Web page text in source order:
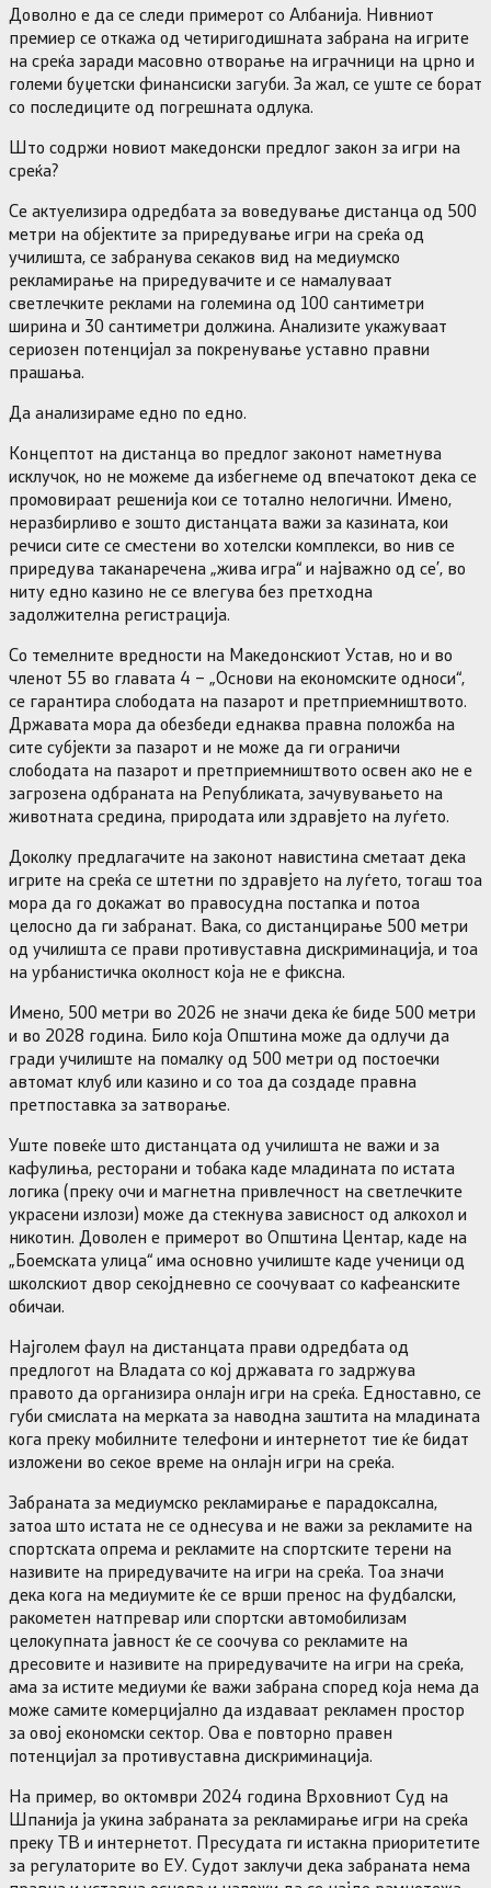
Доволно е да се следи примерот со Албанија. Нивниот
премиер се откажа од четиригодишната забрана на игрите
на среќа заради масовно отворање на играчници на црно и
големи буџетски финансиски загуби. За жал, се уште се борат
со последиците од погрешната одлука.
Што содржи новиот македонски предлог закон за игри на
среќа?
Се актуелизира одредбата за воведување дистанца од 500
метри на објектите за приредување игри на среќа од
училишта, се забранува секаков вид на медиумско
рекламирање на приредувачите и се намалуваат
светлечките реклами на големина од 100 сантиметри
ширина и 30 сантиметри должина. Анализите укажуваат
сериозен потенцијал за покренување уставно правни
прашања.
Да анализираме едно по едно.
Концептот на дистанца во предлог законот наметнува
исклучок, но не можеме да избегнеме од впечатокот дека се
промовираат решенија кои се тотално нелогични. Имено,
неразбирливо е зошто дистанцата важи за казината, кои
речиси сите се сместени во хотелски комплекси, во нив се
приредува таканаречена „жива игра“ и најважно од се’, во
ниту едно казино не се влегува без претходна
задолжителна регистрација.
Со темелните вредности на Македонскиот Устав, но и во
членот 55 во главата 4 – „Основи на економските односи“,
се гарантира слободата на пазарот и претприемништвото.
Државата мора да обезбеди еднаква правна положба на
сите субјекти за пазарот и не може да ги ограничи
слободата на пазарот и претприемништвото освен ако не е
загрозена одбраната на Републиката, зачувувањето на
животната средина, природата или здравјето на луѓето.
Доколку предлагачите на законот навистина сметаат дека
игрите на среќа се штетни по здравјето на луѓето, тогаш тоа
мора да го докажат во правосудна постапка и потоа
целосно да ги забранат. Вака, со дистанцирање 500 метри
од училишта се прави противуставна дискриминација, и тоа
на урбанистичка околност која не е фиксна.
Имено, 500 метри во 2026 не значи дека ќе биде 500 метри
и во 2028 година. Било која Општина може да одлучи да
гради училиште на помалку од 500 метри од постоечки
автомат клуб или казино и со тоа да создаде правна
претпоставка за затворање.
Уште повеќе што дистанцата од училишта не важи и за
кафулиња, ресторани и тобака каде младината по истата
логика (преку очи и магнетна привлечност на светлечките
украсени излози) може да стекнува зависност од алкохол и
никотин. Доволен е примерот во Општина Центар, каде на
„Боемската улица“ има основно училиште каде ученици од
школскиот двор секојдневно се соочуваат со кафеанските
обичаи.
Најголем фаул на дистанцата прави одредбата од
предлогот на Владата со кој државата го задржува
правото да организира онлајн игри на среќа. Едноставно, се
губи смислата на мерката за наводна заштита на младината
кога преку мобилните телефони и интернетот тие ќе бидат
изложени во секое време на онлајн игри на среќа.
Забраната за медиумско рекламирање е парадоксална,
затоа што истата не се однесува и не важи за рекламите на
спортската опрема и рекламите на спортските терени на
називите на приредувачите на игри на среќа. Тоа значи
дека кога на медиумите ќе се врши пренос на фудбалски,
ракометен натпревар или спортски автомобилизам
целокупната јавност ќе се соочува со рекламите на
дресовите и називите на приредувачите на игри на среќа,
ама за истите медиуми ќе важи забрана според која нема да
може самите комерцијално да издаваат рекламен простор
за овој економски сектор. Ова е повторно правен
потенцијал за противуставна дискриминација.
На пример, во октомври 2024 година Врховниот Суд на
Шпанија ја укина забраната за рекламирање игри на среќа
преку ТВ и интернетот. Пресудата ги истакна приоритетите
за регулаторите во ЕУ. Судот заклучи дека забраната нема